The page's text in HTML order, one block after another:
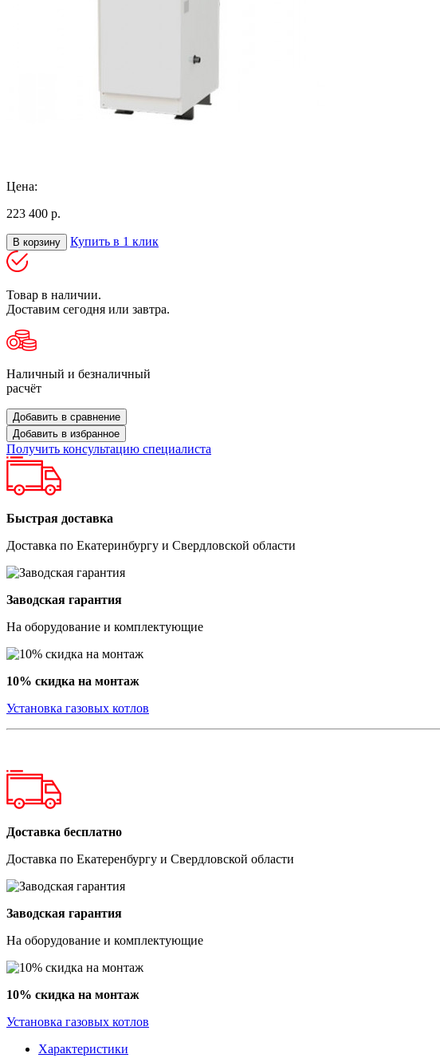
Цена:
223 400 р.
В корзину Купить в 1 клик
Товар в наличии.
Доставим сегодня или завтра.
Наличный и безналичный
расчёт
Добавить в сравнение
Добавить в избранное
Получить консультацию специалиста
Быстрая доставка
Доставка по Екатеринбургу и Свердловской области
Заводская гарантия
На оборудование и комплектующие
10% скидка на монтаж
Установка газовых котлов
Доставка бесплатно
Доставка по Екатеренбургу и Свердловской области
Заводская гарантия
На оборудование и комплектующие
10% скидка на монтаж
Установка газовых котлов
Характеристики